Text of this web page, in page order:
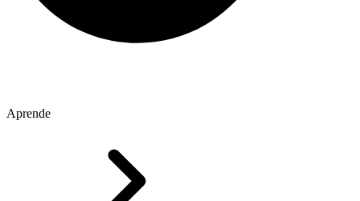
Aprende